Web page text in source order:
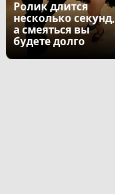
Ролик длится
несколько секунд,
а смеяться вы
будете долго